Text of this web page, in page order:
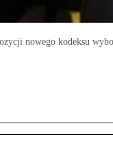
nowego kodeksu